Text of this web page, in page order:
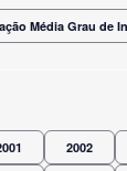
Média Grau de
2002